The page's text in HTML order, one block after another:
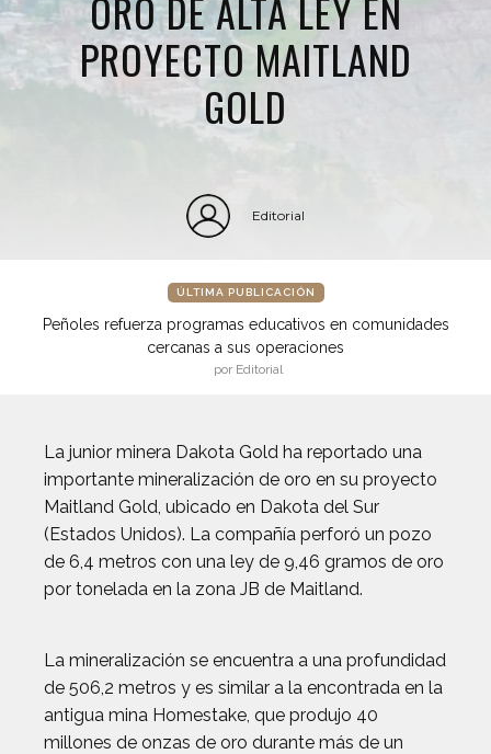
PROYECTO MAITLAND
GOLD
Editorial
ÚLTIMA PUBLICACIÓN
Peñoles refuerza programas educativos en comunidades
cercanas a sus operaciones
por Editorial
La junior minera Dakota Gold ha reportado una
importante mineralización de oro en su proyecto
Maitland Gold, ubicado en Dakota del Sur
(Estados Unidos). La compañía perforó un pozo
de 6,4 metros con una ley de 9,46 gramos de oro
por tonelada en la zona JB de Maitland.
La mineralización se encuentra a una profundidad
de 506,2 metros y es similar a la encontrada en la
antigua mina Homestake, que produjo 40
millones de onzas de oro durante más de un